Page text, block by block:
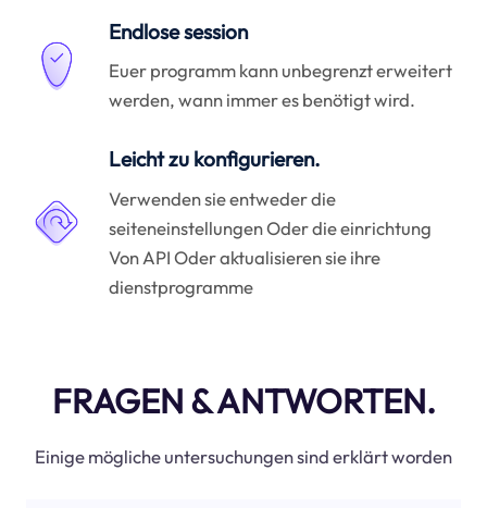
Endlose session
Euer programm kann unbegrenzt erweitert
werden, wann immer es benötigt wird.
Leicht zu konfigurieren.
Verwenden sie entweder die
seiteneinstellungen Oder die einrichtung
Von API Oder aktualisieren sie ihre
dienstprogramme
FRAGEN & ANTWORTEN.
Einige mögliche untersuchungen sind erklärt worden